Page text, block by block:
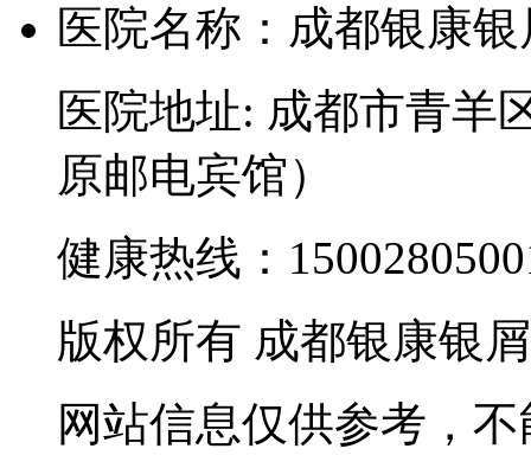
医院名称：成都银康
医院地址: 成都市青羊
原邮电宾馆）
健康热线：
版权所有 成都银康银
网站信息仅供参考，